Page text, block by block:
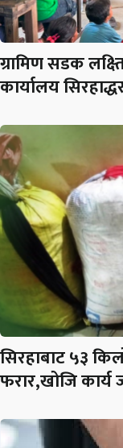
ग्रामिण सडक
कार्यालय
सिरहाबाट ५३
फरार,खोजि कार्य